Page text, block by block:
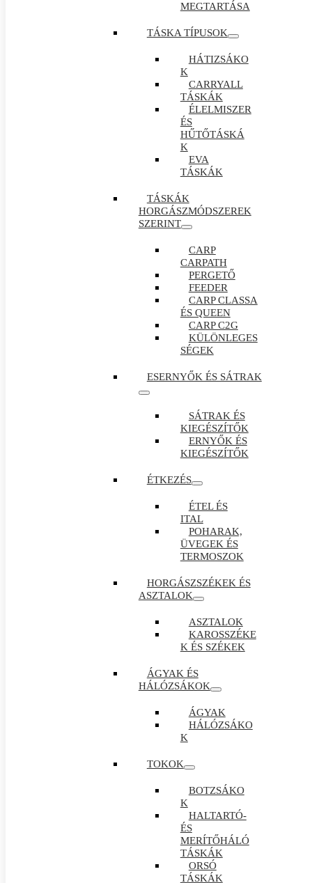
MEGTARTÁSA
TÁSKA TÍPUSOK
HÁTIZSÁKO
K
CARRYALL
TÁSKÁK
ÉLELMISZER
ÉS
HŰTŐTÁSKÁ
K
EVA
TÁSKÁK
TÁSKÁK
HORGÁSZMÓDSZEREK
SZERINT
CARP
CARPATH
PERGETŐ
FEEDER
CARP CLASSA
ÉS QUEEN
CARP C2G
KÜLÖNLEGES
SÉGEK
ESERNYŐK ÉS SÁTRAK
SÁTRAK ÉS
KIEGÉSZÍTŐK
ERNYŐK ÉS
KIEGÉSZÍTŐK
ÉTKEZÉS
ÉTEL ÉS
ITAL
POHARAK,
ÜVEGEK ÉS
TERMOSZOK
HORGÁSZSZÉKEK ÉS
ASZTALOK
ASZTALOK
KAROSSZÉKE
K ÉS SZÉKEK
ÁGYAK ÉS
HÁLÓZSÁKOK
ÁGYAK
HÁLÓZSÁKO
K
TOKOK
BOTZSÁKO
K
HALTARTÓ-
ÉS
MERÍTŐHÁLÓ
TÁSKÁK
ORSÓ
TÁSKÁK